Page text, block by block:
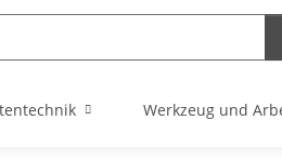
Werkzeug und